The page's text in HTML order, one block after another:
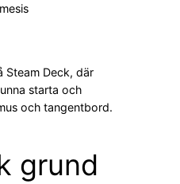
Steam Deck, där
starta och
och tangentbord.
grund